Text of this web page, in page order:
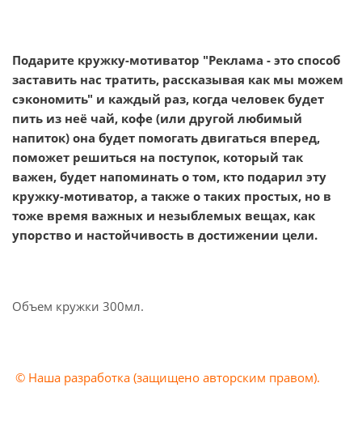
Подарите кружку-мотиватор "Реклама - это способ
заставить нас тратить, рассказывая как мы можем
сэкономить" и каждый раз, когда человек будет
пить из неё чай, кофе (или другой любимый
напиток) она будет помогать двигаться вперед,
поможет решиться на поступок, который так
важен, будет напоминать о том, кто подарил эту
кружку-мотиватор, а также о таких простых, но в
тоже время важных и незыблемых вещах, как
упорство и настойчивость в достижении цели.
Объем кружки 300мл.
© Наша разработка (защищено авторским правом).